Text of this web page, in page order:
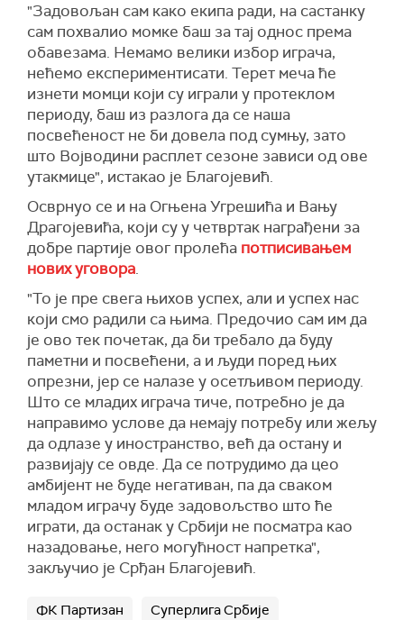
"Задовољан сам како екипа ради, на састанку
сам похвалио момке баш за тај однос према
обавезама. Немамо велики избор играча,
нећемо експериментисати. Терет меча ће
изнети момци који су играли у протеклом
периоду, баш из разлога да се наша
посвећеност не би довела под сумњу, зато
што Војводини расплет сезоне зависи од ове
утакмице", истакао је Благојевић.
Осврнуо се и на Огњена Угрешића и Вању
Драгојевића, који су у четвртак награђени за
добре партије овог пролећа потписивањем
нових уговора.
"То је пре свега њихов успех, али и успех нас
који смо радили са њима. Предочио сам им да
је ово тек почетак, да би требало да буду
паметни и посвећени, а и људи поред њих
опрезни, јер се налазе у осетљивом периоду.
Што се младих играча тиче, потребно је да
направимо услове да немају потребу или жељу
да одлазе у иностранство, већ да остану и
развијају се овде. Да се потрудимо да цео
амбијент не буде негативан, па да сваком
младом играчу буде задовољство што ће
играти, да останак у Србији не посматра као
назадовање, него могућност напретка",
закључио је Срђан Благојевић.
ФК Партизан Суперлига Србије